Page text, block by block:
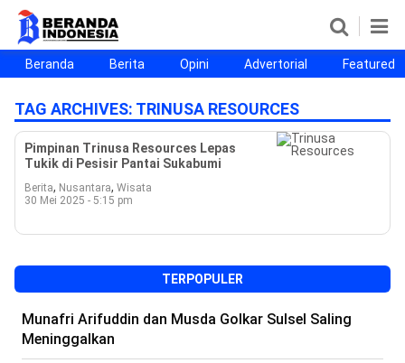
Beranda
Berita
Opini
Advertorial
Featured
Beranda25
SEGMEN
Nusantara
Jabodetabek
Sulselbar
Kota Makassar
Beranda Berita Opini Advertorial Featured
TAG ARCHIVES: TRINUSA RESOURCES
Pimpinan Trinusa Resources Lepas
Tukik di Pesisir Pantai Sukabumi
Berita, Nusantara, Wisata
30 Mei 2025 - 5:15 pm
TERPOPULER
Munafri Arifuddin dan Musda Golkar Sulsel Saling
Meninggalkan